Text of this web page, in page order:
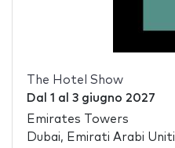
The Hotel Show
Dal 1 al 3 giugno 2027
Emirates Towers
Dubai, Emirati Arabi Uniti